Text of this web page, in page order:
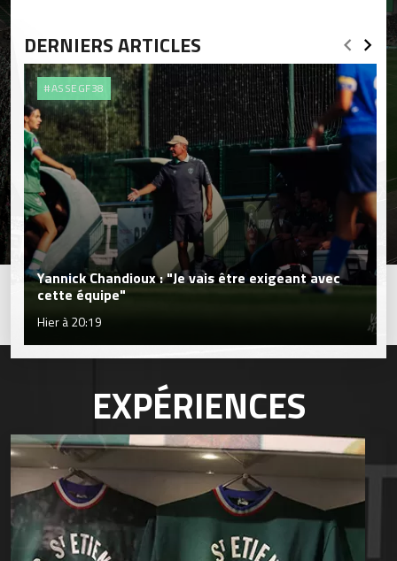
DERNIERS ARTICLES
#ASSEGF38
Yannick Chandioux : "Je vais être exigeant avec
cette équipe"
Hier à 20:19
EXPÉRIENCES